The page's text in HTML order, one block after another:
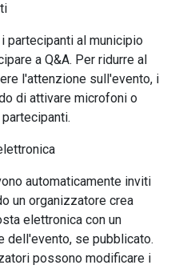
partecipanti al municipio
a Q&A. Per ridurre al
l'attenzione sull'evento, i
di attivare microfoni o
automaticamente inviti
un organizzatore crea
elettronica con un
dell'evento, se pubblicato.
possono modificare i